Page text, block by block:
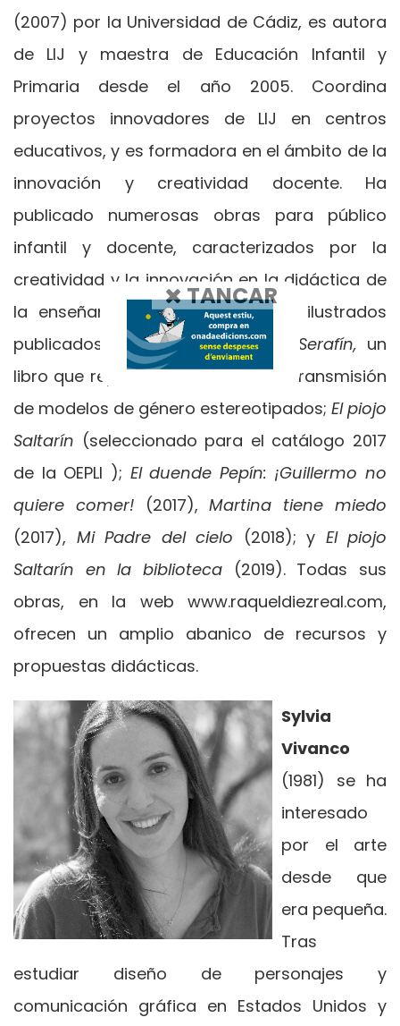
(2007) por la Universidad de Cádiz, es autora
de LIJ y maestra de Educación Infantil y
Primaria desde el año 2005. Coordina
proyectos innovadores de LIJ en centros
educativos, y es formadora en el ámbito de la
innovación y creatividad docente. Ha
publicado numerosas obras para público
infantil y docente, caracterizados por la
creatividad y la innovación en la didáctica de
la enseñanza. Entre sus álbumes ilustrados
publicados destacan:El príncipe Serafín, un
libro que representa un giro en la transmisión
de modelos de género estereotipados; El piojo
Saltarín (seleccionado para el catálogo 2017
de la OEPLI ); El duende Pepín: ¡Guillermo no
quiere comer! (2017),Martina tiene miedo
(2017), Mi Padre del cielo (2018); y El piojo
Saltarín en la biblioteca (2019). Todas sus
obras, en la web www.raqueldiezreal.com,
ofrecen un amplio abanico de recursos y
propuestas didácticas.
Sylvia
Vivanco
(1981) se ha
interesado
por el arte
desde que
era pequeña.
Tras
estudiar diseño de personajes y
comunicación gráfica en Estados Unidos y
TANCAR